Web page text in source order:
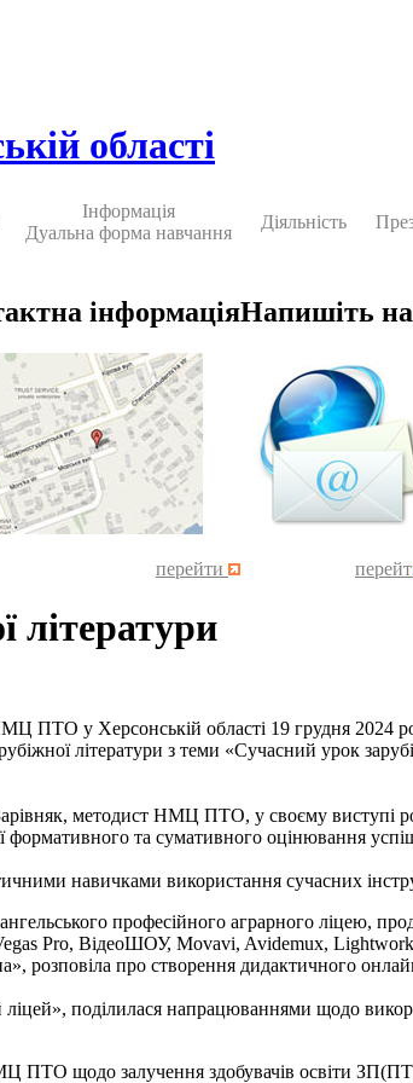
області
Інформація
Дуальна форма навчання
Діяльність
інформація
перейти
Напишіть
літератури
у Херсонській області 19 грудня 2024
літератури з теми «Сучасний урок
методист НМЦ ПТО, у своєму виступі
формативного та сумативного оцінювання
навичками використання сучасних
професійного аграрного ліцею,
Pro, ВідеоШОУ, Movavi, Avidemux, Lightworks
про створення дидактичного
поділилася напрацюваннями щодо
щодо залучення здобувачів освіти